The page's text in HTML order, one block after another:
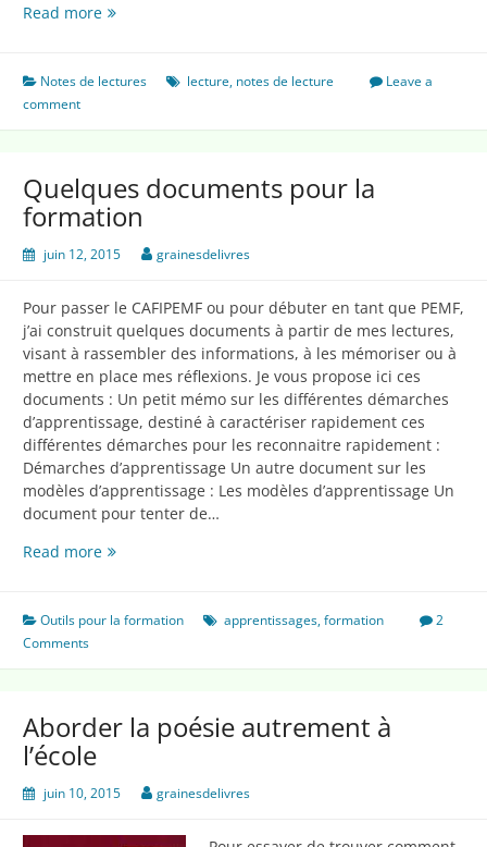
Read moreComment
entrent
la
Notes de lectures lecture, notes de lecture
Leave a
comment
Quelques documents pour la
formation
juin 12, 2015 grainesdelivres
Pour passer le CAFIPEMF ou pour débuter en tant que PEMF,
j’ai construit quelques documents à partir de mes lectures,
visant à rassembler des informations, à les mémoriser ou à
mettre en place mes réflexions. Je vous propose ici ces
documents : Un petit mémo sur les différentes démarches
d’apprentissage, destiné à caractériser rapidement ces
différentes démarches pour les reconnaitre rapidement :
Démarches d’apprentissage Un autre document sur les
modèles d’apprentissage : Les modèles d’apprentissage Un
document pour tenter de…
Read moreQuelques
la
Outils pour la formation apprentissages,formation
2
Comments
Aborder la poésie autrement à
l’école
juin 10, 2015 grainesdelivres